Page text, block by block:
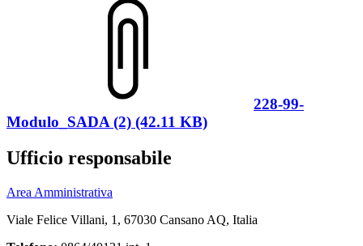
228-99-
Modulo_SADA (2) (42.11 KB)
Ufficio responsabile
Area Amministrativa
Viale Felice Villani, 1, 67030 Cansano AQ, Italia